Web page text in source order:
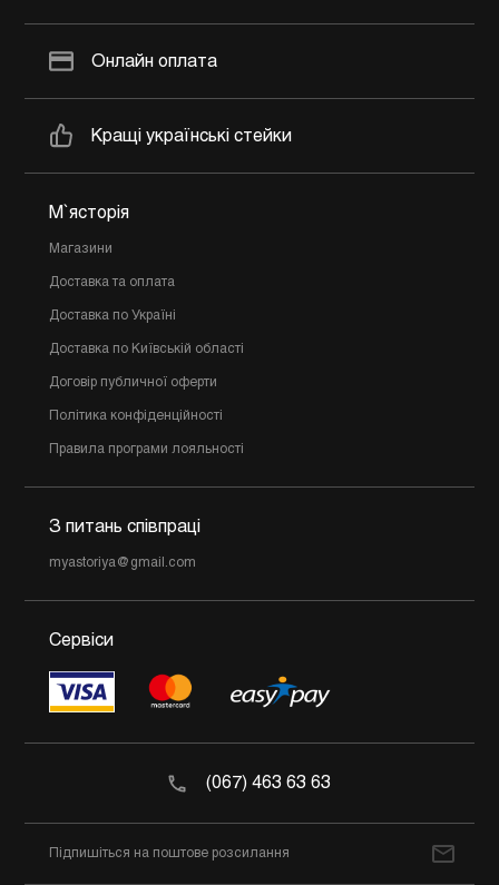
Онлайн оплата
Кращі українські стейки
М`ясторія
Магазини
Доставка та оплата
Доставка по Україні
Доставка по Київській області
Договір публичної оферти
Політика конфіденційності
Правила програми лояльності
З питань співпраці
myastoriya@gmail.com
Сервіси
(067) 463 63 63